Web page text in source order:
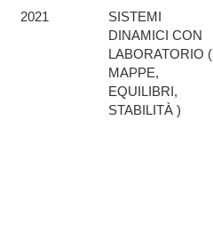
2021
SISTEMI
DINAMICI CON
LABORATORIO (
MAPPE,
EQUILIBRI,
STABILITÀ )